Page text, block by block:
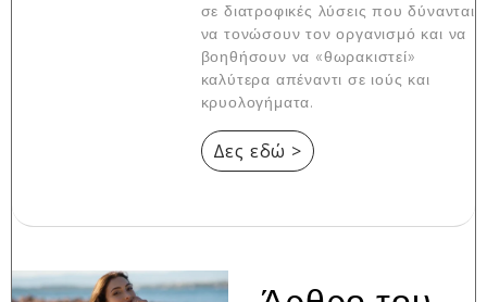
σε διατροφικές λύσεις που δύνανται
να τονώσουν τον οργανισμό και να
βοηθήσουν να «θωρακιστεί»
καλύτερα απέναντι σε ιούς και
κρυολογήματα.
Δες εδώ >